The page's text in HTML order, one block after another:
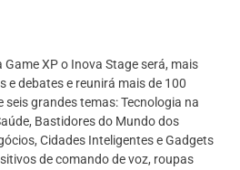
XP o Inova Stage será, mais
e debates e reunirá mais de 100
grandes temas: Tecnologia na
Bastidores do Mundo dos
Cidades Inteligentes e Gadgets
de comando de voz, roupas